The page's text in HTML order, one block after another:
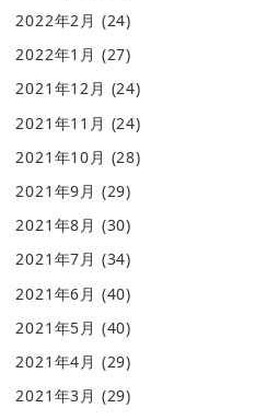
2022年2月 (24)
2022年1月 (27)
2021年12月 (24)
2021年11月 (24)
2021年10月 (28)
2021年9月 (29)
2021年8月 (30)
2021年7月 (34)
2021年6月 (40)
2021年5月 (40)
2021年4月 (29)
2021年3月 (29)